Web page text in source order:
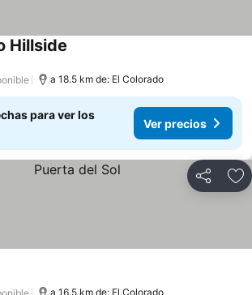
Hillside
a 18.5 km de: El Colorado
para ver los
Ver precios
Compartir
a 16.5 km de: El Colorado